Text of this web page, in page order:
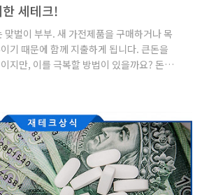
세테크!
맞벌이 부부. 새 가전제품을 구매하거나 목
기 때문에 함께 지출하게 됩니다. 큰돈을
지만, 이를 극복할 방법이 있을까요? 돈을
액수를 합법적으로 줄여서 투자 수익률을
다. 합법적인 방법으로 하는 재테크이기 때
다른 개념인 것입니다. 그렇다면 왜 하필 맞
부부는 같이 돈을 버는 것이기 때문에, 그
높이는 세테크를 하기에 적당합니다. ..